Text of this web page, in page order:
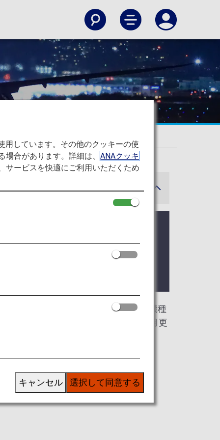
ロードできます。また、過去の退役機種
イズの壁紙をお選びください。（毎月更
用しています。その他のクッキーの使
場合があります。詳細は、ANAクッキ
サービスを快適にご利用いただくため
選択して同意する
キャンセル